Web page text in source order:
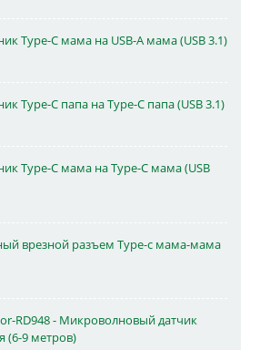
Type-C мама на USB-A мама (USB 3.1)
Type-C папа на Type-C папа (USB 3.1)
Type-C мама на Type-C мама (USB
врезной разъем Type-c мама-мама
RD948 - Микроволновый датчик
(6-9 метров)